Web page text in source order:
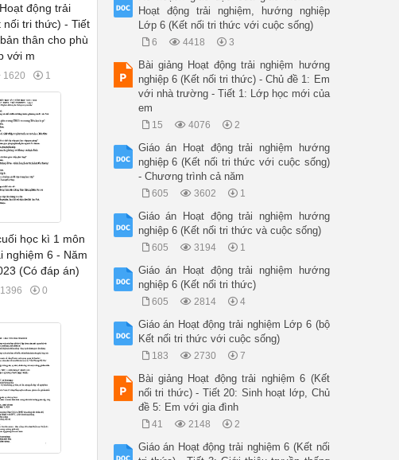
động trải
nối tri thức) - Tiết
thân cho phù
với m
1620 1
học kì 1 môn
nghiệm 6 - Năm
(Có đáp án)
1396 0
Hoạt động trải nghiệm, hướng nghiệp
Lớp 6 (Kết nối tri thức với cuộc sống)
6 4418 3
Bài giảng Hoạt động trải nghiệm hướng
nghiệp 6 (Kết nối tri thức) - Chủ đề 1: Em
với nhà trường - Tiết 1: Lớp học mới của
em
15 4076 2
Giáo án Hoạt động trải nghiệm hướng
nghiệp 6 (Kết nối tri thức với cuộc sống)
- Chương trình cả năm
605 3602 1
Giáo án Hoạt động trải nghiệm hướng
nghiệp 6 (Kết nối tri thức và cuộc sống)
605 3194 1
Giáo án Hoạt động trải nghiệm hướng
nghiệp 6 (Kết nối tri thức)
605 2814 4
Giáo án Hoạt động trải nghiệm Lớp 6 (bộ
Kết nối tri thức với cuộc sống)
183 2730 7
Bài giảng Hoạt động trải nghiệm 6 (Kết
nối tri thức) - Tiết 20: Sinh hoạt lớp, Chủ
đề 5: Em với gia đình
41 2148 2
Giáo án Hoạt động trải nghiệm 6 (Kết nối